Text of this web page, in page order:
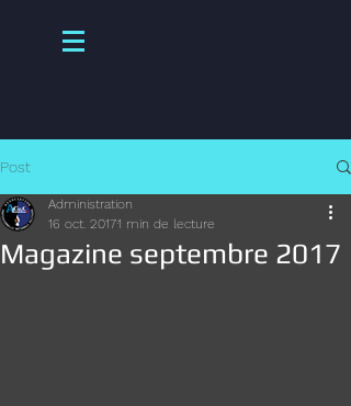
Post
Magazine septembre 2017
Administration
16 oct. 20171 min de lecture